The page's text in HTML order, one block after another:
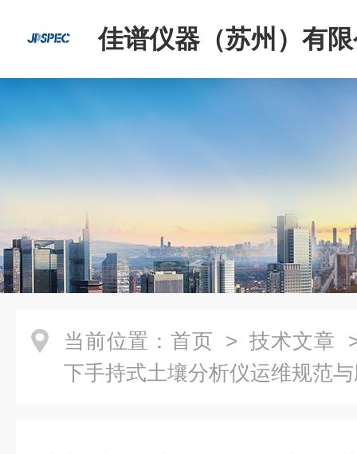
佳谱仪器（苏州）有
当前位置： 首页 > 技术文章
下手持式土壤分析仪运维规范